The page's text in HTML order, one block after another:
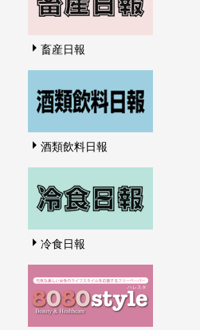
畜産日報
酒類飲料日報
冷食日報